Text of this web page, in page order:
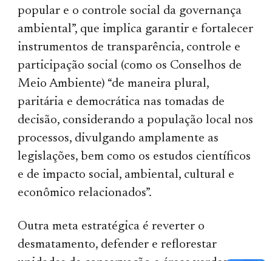
popular e o controle social da governança
ambiental”, que implica garantir e fortalecer
instrumentos de transparência, controle e
participação social (como os Conselhos de
Meio Ambiente) “de maneira plural,
paritária e democrática nas tomadas de
decisão, considerando a população local nos
processos, divulgando amplamente as
legislações, bem como os estudos científicos
e de impacto social, ambiental, cultural e
econômico relacionados”.
Outra meta estratégica é reverter o
desmatamento, defender e reflorestar